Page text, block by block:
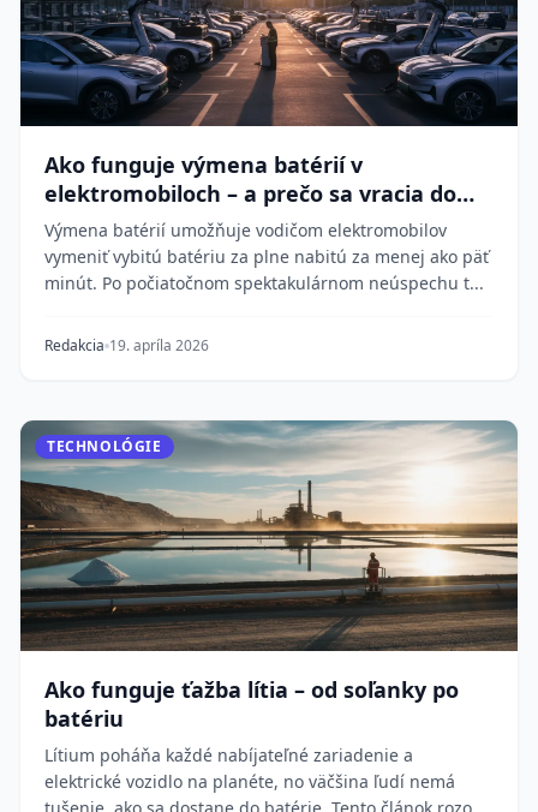
Ako funguje výmena batérií v
elektromobiloch – a prečo sa vracia do
módy
Výmena batérií umožňuje vodičom elektromobilov
vymeniť vybitú batériu za plne nabitú za menej ako päť
minút. Po počiatočnom spektakulárnom neúspechu t...
Redakcia 19. apríla 2026
TECHNOLÓGIE
Ako funguje ťažba lítia – od soľanky po
batériu
Lítium poháňa každé nabíjateľné zariadenie a
elektrické vozidlo na planéte, no väčšina ľudí nemá